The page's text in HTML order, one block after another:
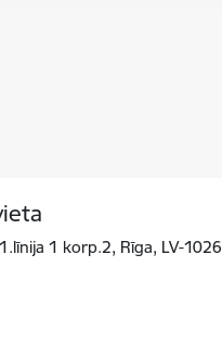
1 korp.2, Rīga, LV-1026